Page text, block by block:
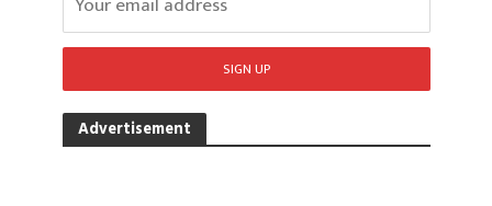
Advertisement